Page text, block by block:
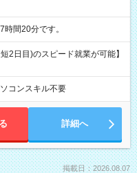
働7時間20分です。
2日目)のスピード就業が可能】
コンスキル不要
詳細へ
掲載日：2026.08.07